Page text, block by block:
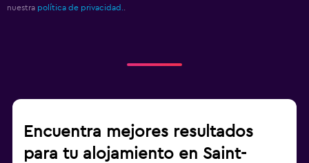
nuestra política de privacidad.
Encuentra mejores resultados
para tu alojamiento en Saint-